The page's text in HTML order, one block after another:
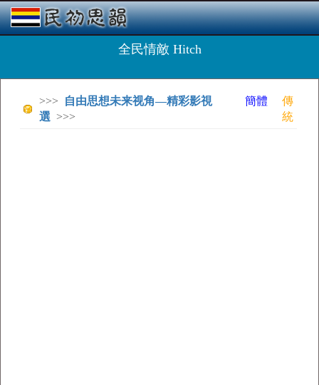
全民情敵 Hitch
>>>
自由思想未来视角—精彩影視
選 >>>
簡體
傳
統